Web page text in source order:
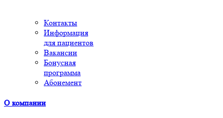
Контакты
Информация
для пациентов
Вакансии
Бонусная
программа
Абонемент
О компании